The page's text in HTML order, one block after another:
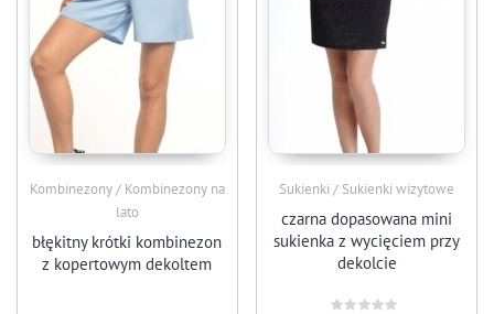
Kombinezony / Kombinezony na
lato
błękitny krótki kombinezon
z kopertowym dekoltem
Sukienki / Sukienki wizytowe
czarna dopasowana mini
sukienka z wycięciem przy
dekolcie